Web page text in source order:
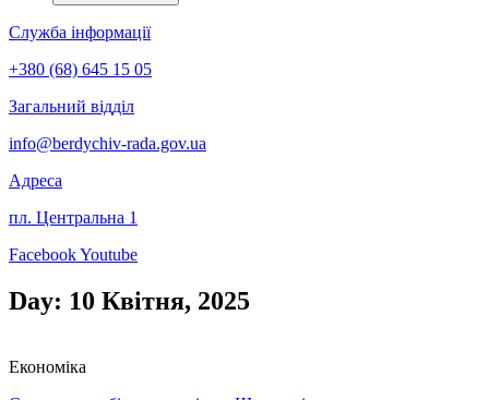
Служба інформації
+380 (68) 645 15 05
Загальний відділ
info@berdychiv-rada.gov.ua
Адреса
пл. Центральна 1
FacebookYoutube
Day: 10 Квітня, 2025
Економіка